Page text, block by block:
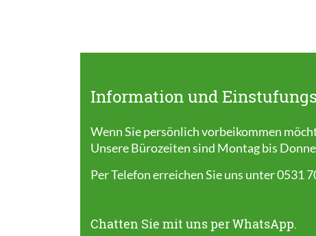
Information und
Wenn Sie persönlich vorbeikommen
Unsere Bürozeiten sind Montag bis
Per Telefon erreichen Sie uns unter 0531
Chatten Sie mit uns per WhatsApp.